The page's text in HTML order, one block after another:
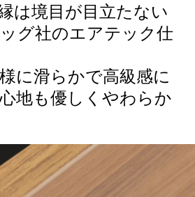
は境目が目立たない
グ社のエアテック仕
に滑らかで高級感に
地も優しくやわらか